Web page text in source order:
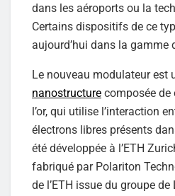
dans les aéroports ou la
Certains dispositifs de ce
aujourd’hui dans la gamme
Le nouveau modulateur est
nanostructure composée de
l’or, qui utilise l’interaction
électrons libres présents
été développée à l’ETH
fabriqué par Polariton
de l’ETH issue du groupe